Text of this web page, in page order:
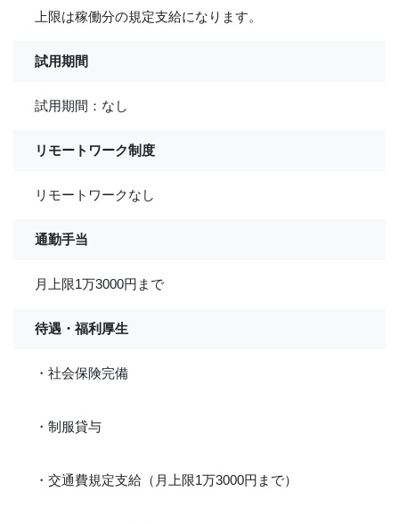
上限は稼働分の規定支給になります。
試用期間
試用期間：なし
リモートワーク制度
リモートワークなし
通勤手当
月上限1万3000円まで
待遇・福利厚生
・社会保険完備
・制服貸与
・交通費規定支給（月上限1万3000円まで）